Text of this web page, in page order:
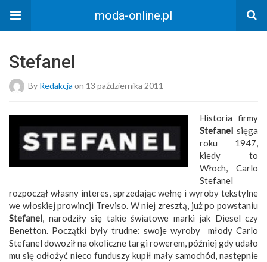
moda-online.pl
Stefanel
By Redakcja on 13 października 2011
Historia firmy
Stefanel sięga
roku 1947,
kiedy to
Włoch, Carlo
Stefanel
rozpoczął własny interes, sprzedając wełnę i wyroby tekstylne
we włoskiej prowincji Treviso. W niej zresztą, już po powstaniu
Stefanel, narodziły się takie światowe marki jak Diesel czy
Benetton. Początki były trudne: swoje wyroby młody Carlo
Stefanel dowoził na okoliczne targi rowerem, później gdy udało
mu się odłożyć nieco funduszy kupił mały samochód, następnie